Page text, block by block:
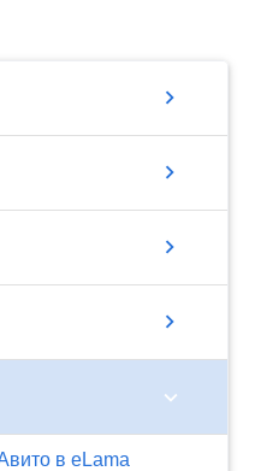
chevron_right
chevron_right
chevron_right
chevron_right
chevron_right
в eLama